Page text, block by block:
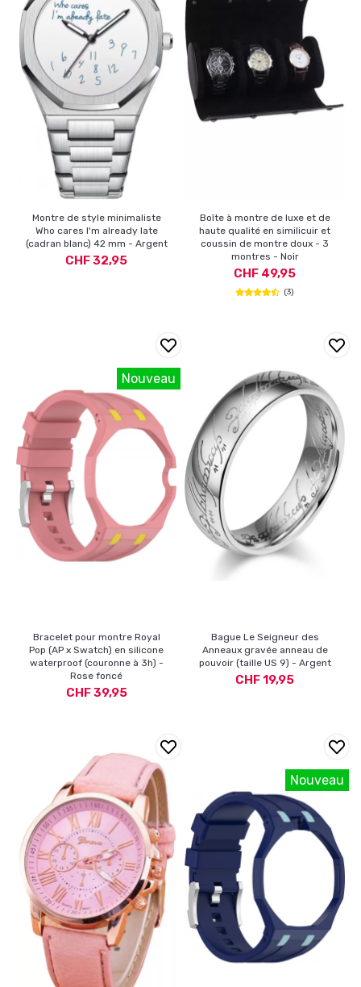
Montre de style minimaliste
Who cares I'm already late
(cadran blanc) 42 mm - Argent
CHF 32,95
Boîte à montre de luxe et de
haute qualité en similicuir et
coussin de montre doux - 3
montres - Noir
CHF 49,95
(3)
Bracelet pour montre Royal
Pop (AP x Swatch) en silicone
waterproof (couronne à 3h) -
Rose foncé
CHF 39,95
Nouveau
Bague Le Seigneur des
Anneaux gravée anneau de
pouvoir (taille US 9) - Argent
CHF 19,95
Nouveau